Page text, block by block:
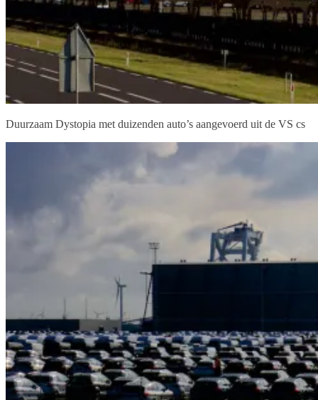
Duurzaam Dystopia met duizenden auto’s aangevoerd uit de VS cs